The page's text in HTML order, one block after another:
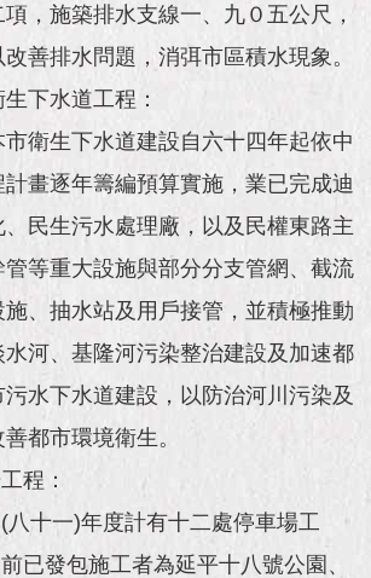
項，施築排水支線一、九０五公尺，
改善排水問題，消弭市區積水現象。
生下水道工程：
市衛生下水道建設自六十四年起依中
計畫逐年籌編預算實施，業已完成迪
、民生污水處理廠，以及民權東路主
管等重大設施與部分分支管網、截流
施、抽水站及用戶接管，並積極推動
水河、基隆河污染整治建設及加速都
污水下水道建設，以防治河川污染及
善都市環境衛生。
程：
八十一)年度計有十二處停車場工
已發包施工者為延平十八號公園、